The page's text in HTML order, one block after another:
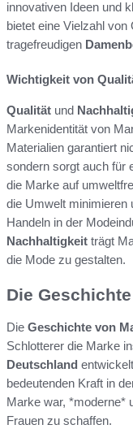
innovativen Ideen und
bietet eine Vielzahl von
tragefreudigen
Wichtigkeit von
Qualität und
Markenidentität von
Materialien garantiert
sondern sorgt auch für
die Marke auf
die Umwelt minimieren
Handeln in der
Nachhaltigkeit trägt
die Mode zu gestalten.
Die
Die Geschichte von
Schlotterer die Marke
Deutschland
bedeutenden Kraft in
Marke war, *moderne*
Frauen zu schaffen.